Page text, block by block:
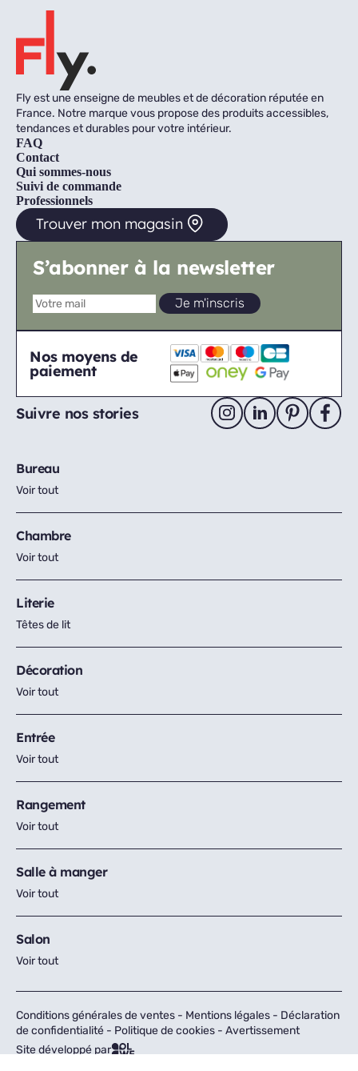
Fly est une enseigne de meubles et de décoration réputée en
France. Notre marque vous propose des produits accessibles,
tendances et durables pour votre intérieur.
FAQ
Contact
Qui sommes-nous
Suivi de commande
Professionnels
Trouver mon magasin
S’abonner à la newsletter
Nos moyens de
paiement
Suivre nos stories
Bureau
Voir tout
Chambre
Voir tout
Literie
Têtes de lit
Décoration
Voir tout
Entrée
Voir tout
Rangement
Voir tout
Salle à manger
Voir tout
Salon
Voir tout
Conditions générales de ventes - Mentions légales - Déclaration
de confidentialité - Politique de cookies - Avertissement
Site développé par